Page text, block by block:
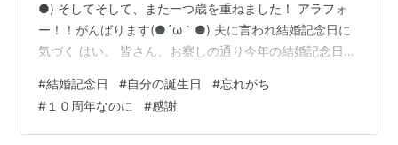
●) そしてそして、また一つ歳を重ねました！ アラフォ
ー！！がんばります(●´ω｀●) 夫に言われ結婚記念日に
気づく はい。 皆さん、お察しの通り今年の結婚記念日も
れていた私。 毎年恒例なので、もう、夫も驚きません。
笑 poteto-on.hatenablog.com しかも、今年はひどかっ
た！ 夫が花束を抱えて仕事から帰ってきたので、なんだ
#結婚記念日 #自分の誕生日 #忘れがち
# １０周年なのに #感謝